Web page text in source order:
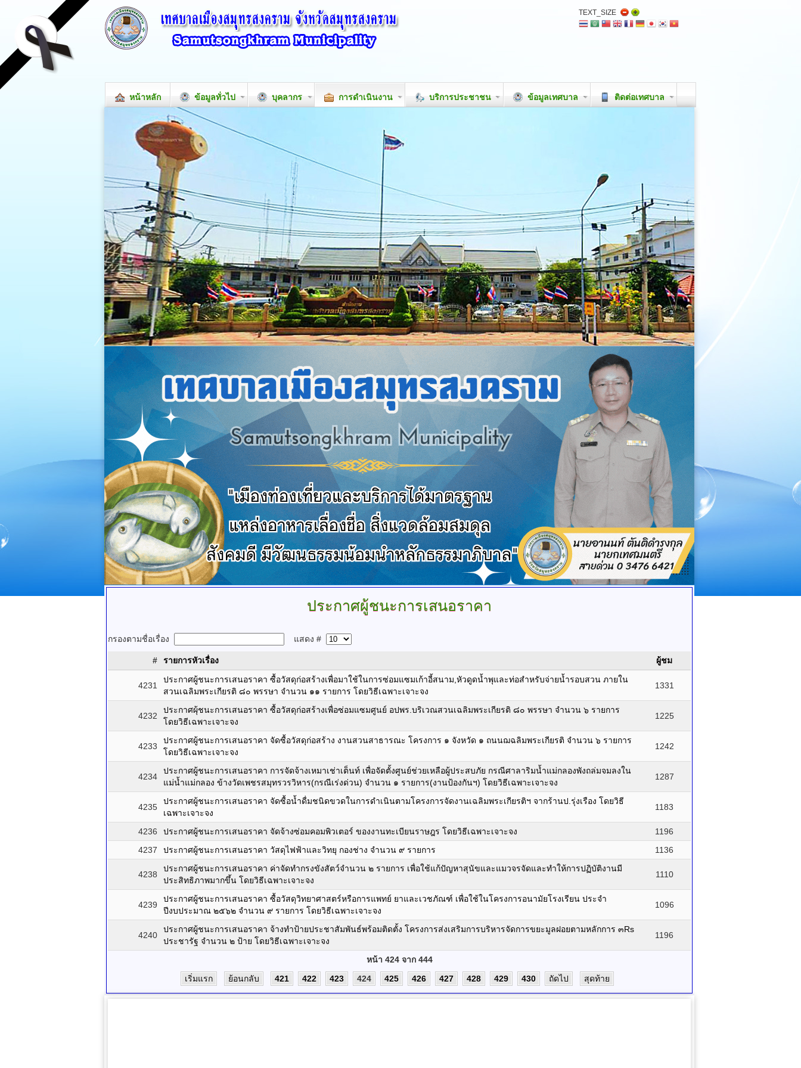
TEXT_SIZE
หน้าหลัก ข้อมูลทั่วไป บุคลากร การดำเนินงาน บริการประชาชน ข้อมูลเทศบาล ติดต่อเทศบาล
ประกาศผู้ชนะการเสนอราคา
กรองตามชื่อเรื่อง แสดง #
# รายการหัวเรื่อง ผู้ชม
4231
ประกาศผู้ชนะการเสนอราคา ซื้อวัสดุก่อสร้างเพื่อมาใช้ในการซ่อมแซมเก้าอี้สนาม,หัวดูดน้ำพุและท่อสำหรับจ่ายน้ำรอบสวน ภายใน
สวนเฉลิมพระเกียรติ ๘๐ พรรษา จำนวน ๑๑ รายการ โดยวิธีเฉพาะเจาะจง
1331
4232
ประกาศผุ้ชนะการเสนอราคา ซื้อวัสดุก่อสร้างเพื่อซ่อมแซมศูนย์ อปพร.บริเวณสวนเฉลิมพระเกียรติ ๘๐ พรรษา จำนวน ๖ รายการ
โดยวิธีเฉพาะเจาะจง
1225
4233
ประกาศผู้ชนะการเสนอราคา จัดซื้อวัสดุก่อสร้าง งานสวนสาธารณะ โครงการ ๑ จังหวัด ๑ ถนนฌฉลิมพระเกียรติ จำนวน ๖ รายการ
โดยวิธีเฉพาะเจาะจง
1242
4234
ประกาศผู้ชนะการเสนอราคา การจัดจ้างเหมาเช่าเต็นท์ เพื่อจัดตั้งศูนย์ช่วยเหลือผู้ประสบภัย กรณีศาลาริมน้ำแม่กลองพังถล่มจมลงใน
แม่น้ำแม่กลอง ข้างวัดเพชรสมุทรวรวิหาร(กรณีเร่งด่วน) จำนวน ๑ รายการ(งานป้องกันฯ) โดยวิธีเฉพาะเจาะจง
1287
4235
ประกาศผู้ชนะการเสนอราคา จัดซื้อน้ำดื่มชนิดขวดในการดำเนินตามโครงการจัดงานเฉลิมพระเกียรติฯ จากร้านป.รุ่งเรือง โดยวิธี
เฉพาะเจาะจง
1183
4236 ประกาศผู้ชนะการเสนอราคา จัดจ้างซ่อมคอมพิวเตอร์ ของงานทะเบียนราษฎร โดยวิธีเฉพาะเจาะจง
1196
4237
ประกาศผู้ชนะการเสนอราคา วัสดุไฟฟ้าและวิทยุ กองช่าง จำนวน ๙ รายการ 1136
4238
ประกาศผู้ชนะการเสนอราคา ค่าจัดทำกรงขังสัตว์จำนวน ๒ รายการ เพื่อใช้แก้ปัญหาสุนัขและแมวจรจัดและทำให้การปฏิบัติงานมี
ประสิทธิภาพมากขึ้น โดยวิธีเฉพาะเจาะจง
1110
4239
ประกาศผู้ชนะการเสนอราคา ซื้อวัสดุวิทยาศาสตร์หรือการแพทย์ ยาและเวชภัณฑ์ เพื่อใช้ในโครงการอนามัยโรงเรียน ประจำ
ปีงบประมาณ ๒๕๖๒ จำนวน ๙ รายการ โดยวิธีเฉพาะเจาะจง
1096
4240
ประกาศผู้ชนะการเสนอราคา จ้างทำป้ายประชาสัมพันธ์พร้อมติดตั้ง โครงการส่งเสริมการบริหารจัดการขยะมูลฝอยตามหลักการ ๓Rs
ประชารัฐ จำนวน ๒ ป้าย โดยวิธีเฉพาะเจาะจง
1196
หน้า 424 จาก 444
เริ่มแรก
ย้อนกลับ 421 422 423 424 425 426 427 428 429 430 ถัดไป สุดท้าย